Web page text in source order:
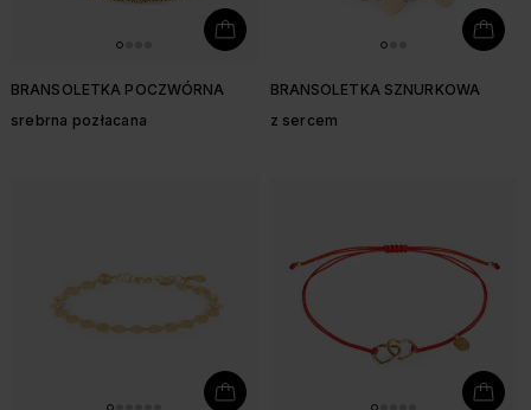
BRANSOLETKA POCZWÓRNA
srebrna pozłacana
BRANSOLETKA SZNURKOWA
z sercem